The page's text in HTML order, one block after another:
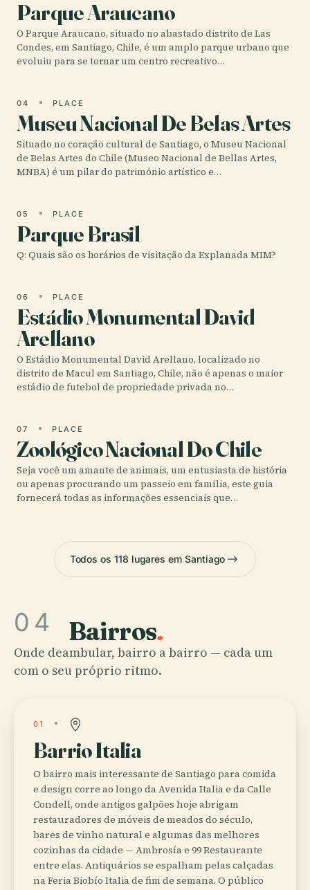
Parque Araucano
O Parque Araucano, situado no abastado distrito de Las
Condes, em Santiago, Chile, é um amplo parque urbano que
evoluiu para se tornar um centro recreativo…
04 PLACE
Museu Nacional De Belas Artes
Situado no coração cultural de Santiago, o Museu Nacional
de Belas Artes do Chile (Museo Nacional de Bellas Artes,
MNBA) é um pilar do património artístico e…
05 PLACE
Parque Brasil
Q: Quais são os horários de visitação da Explanada MIM?
06 PLACE
Estádio Monumental David
Arellano
O Estádio Monumental David Arellano, localizado no
distrito de Macul em Santiago, Chile, não é apenas o maior
estádio de futebol de propriedade privada no…
07 PLACE
Zoológico Nacional Do Chile
Seja você um amante de animais, um entusiasta de história
ou apenas procurando um passeio em família, este guia
fornecerá todas as informações essenciais que…
Todos os 118 lugares em Santiago
04 Bairros.
Onde deambular, bairro a bairro — cada um
com o seu próprio ritmo.
01
Barrio Italia
O bairro mais interessante de Santiago para comida
e design corre ao longo da Avenida Italia e da Calle
Condell, onde antigos galpões hoje abrigam
restauradores de móveis de meados do século,
bares de vinho natural e algumas das melhores
cozinhas da cidade — Ambrosía e 99 Restaurante
entre elas. Antiquários se espalham pelas calçadas
na Feria Biobío Italia de fim de semana. O público